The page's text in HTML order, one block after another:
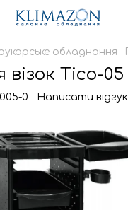
обладнання
візок Tico-05
0 Написати відгук